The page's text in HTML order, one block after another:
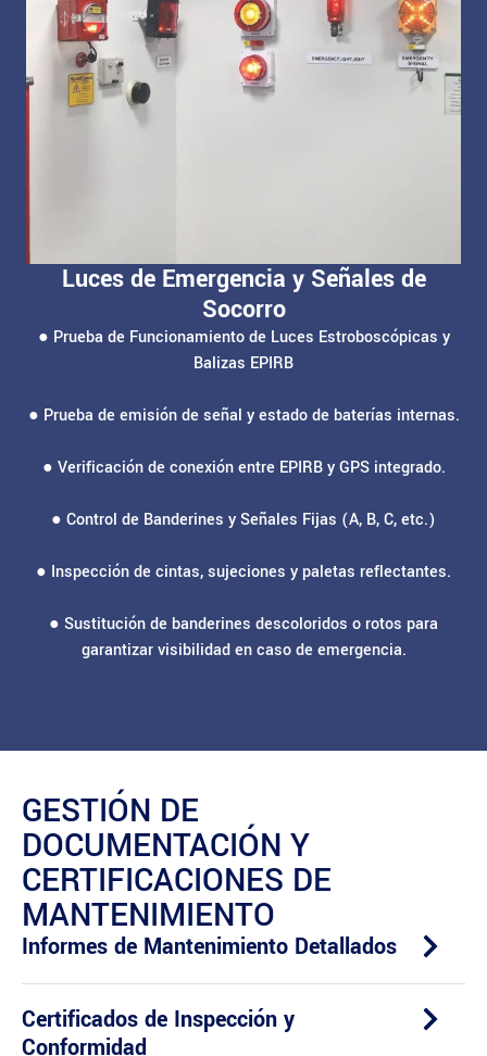
Luces de Emergencia y Señales de
Socorro
● Prueba de Funcionamiento de Luces Estroboscópicas y
Balizas EPIRB
● Prueba de emisión de señal y estado de baterías internas.
● Verificación de conexión entre EPIRB y GPS integrado.
● Control de Banderines y Señales Fijas (A, B, C, etc.)
● Inspección de cintas, sujeciones y paletas reflectantes.
● Sustitución de banderines descoloridos o rotos para
garantizar visibilidad en caso de emergencia.
GESTIÓN DE
DOCUMENTACIÓN Y
CERTIFICACIONES DE
MANTENIMIENTO
Informes de Mantenimiento Detallados
Certificados de Inspección y
Conformidad